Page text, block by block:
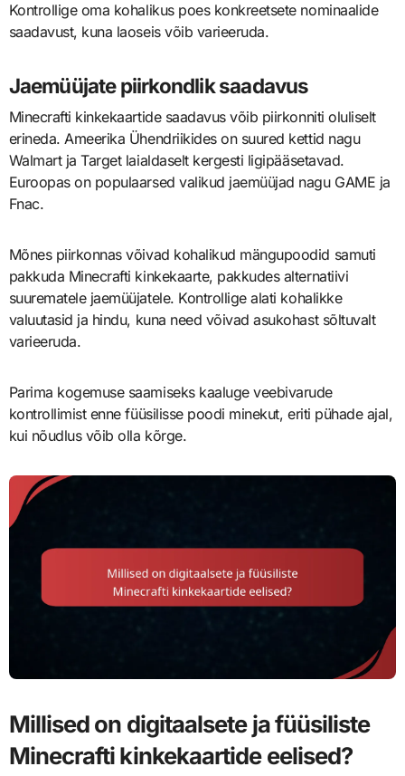
Kontrollige oma kohalikus poes konkreetsete nominaalide
saadavust, kuna laoseis võib varieeruda.
Jaemüüjate piirkondlik saadavus
Minecrafti kinkekaartide saadavus võib piirkonniti oluliselt
erineda. Ameerika Ühendriikides on suured kettid nagu
Walmart ja Target laialdaselt kergesti ligipääsetavad.
Euroopas on populaarsed valikud jaemüüjad nagu GAME ja
Fnac.
Mõnes piirkonnas võivad kohalikud mängupoodid samuti
pakkuda Minecrafti kinkekaarte, pakkudes alternatiivi
suurematele jaemüüjatele. Kontrollige alati kohalikke
valuutasid ja hindu, kuna need võivad asukohast sõltuvalt
varieeruda.
Parima kogemuse saamiseks kaaluge veebivarude
kontrollimist enne füüsilisse poodi minekut, eriti pühade ajal,
kui nõudlus võib olla kõrge.
Millised on digitaalsete ja füüsiliste
Minecrafti kinkekaartide eelised?